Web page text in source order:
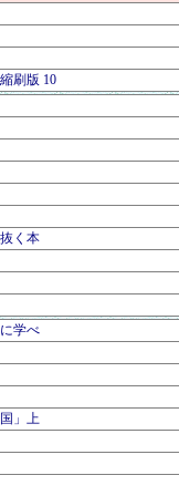
刷版 10
く本
学べ
」上